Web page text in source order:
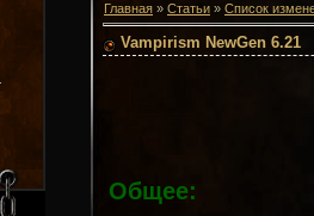
Главная » Статьи » Список
Vampirism NewGen 6.21
Общее: